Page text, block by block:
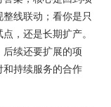
线联动；看你是只
，还是长期扩产。
续还要扩展的项
持续服务的合作